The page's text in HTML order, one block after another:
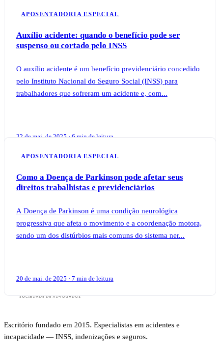
APOSENTADORIA ESPECIAL
Auxílio acidente: quando o benefício pode ser
suspenso ou cortado pelo INSS
O auxílio acidente é um benefício previdenciário concedido
pelo Instituto Nacional do Seguro Social (INSS) para
trabalhadores que sofreram um acidente e, com...
22 de mai. de 2025 · 6 min de leitura
APOSENTADORIA ESPECIAL
Como a Doença de Parkinson pode afetar seus
direitos trabalhistas e previdenciários
A Doença de Parkinson é uma condição neurológica
progressiva que afeta o movimento e a coordenação motora,
sendo um dos distúrbios mais comuns do sistema ner...
20 de mai. de 2025 · 7 min de leitura
Escritório fundado em 2015. Especialistas em acidentes e
incapacidade — INSS, indenizações e seguros.